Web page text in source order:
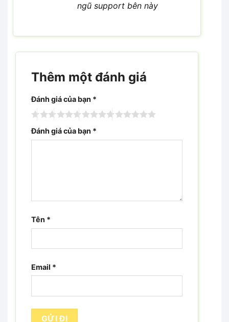
ngũ support bên này
Thêm một đánh giá
Đánh giá của bạn *
Đánh giá của bạn *
Tên *
Email *